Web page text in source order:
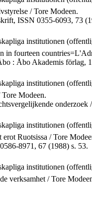
/ Tore Modeen.
ISSN 0355-6093, 73
institutionen
in fourteen
: Åbo Akademis förlag,
institutionen
Modeen.
institutionen
Ruotsissa / Tore
8971, 67 (1988) s. 53.
institutionen
verksamhet / Tore